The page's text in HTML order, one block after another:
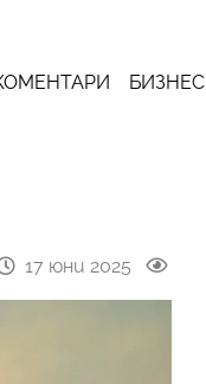
БИЗНЕС
17 юни 2025